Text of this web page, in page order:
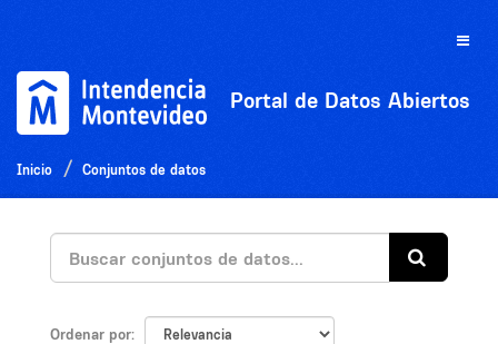
Toggle
Portal de Datos Abiertos
Inicio Conjuntos de datos
Ordenar por